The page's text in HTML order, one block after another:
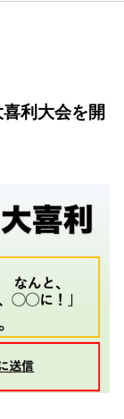
利大会を開